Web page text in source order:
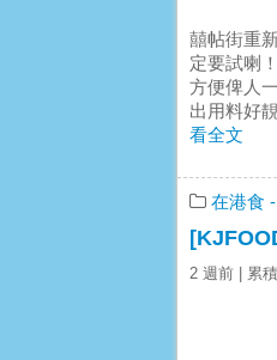
囍帖街重
定要試喇
方便俾人
出用料好
看全文
在港食
2 週前 | 累